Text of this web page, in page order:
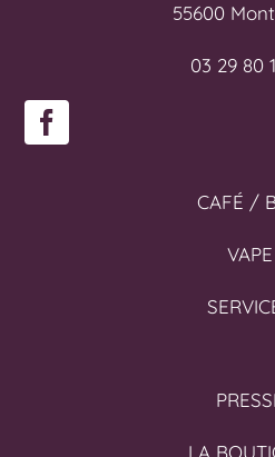
55600
03 29 80
CAFÉ /
VAPE